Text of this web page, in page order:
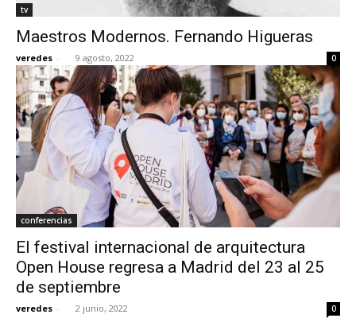
tv
Maestros Modernos. Fernando Higueras
veredes - 9 agosto, 2022 0
conferencias
El festival internacional de arquitectura
Open House regresa a Madrid del 23 al 25
de septiembre
veredes - 2 junio, 2022 0